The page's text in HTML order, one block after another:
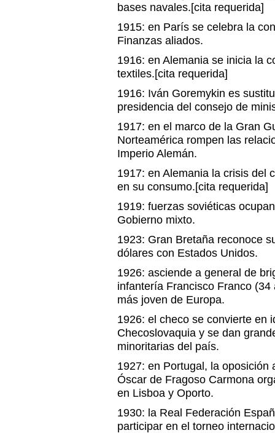
bases navales.[cita requerida]
1915: en París se celebra la
Finanzas aliados.
1916: en Alemania se inicia la
textiles.[cita requerida]
1916: Iván Goremykin es
presidencia del consejo de
1917: en el marco de la Gran
Norteamérica rompen las
Imperio Alemán.
1917: en Alemania la crisis del
en su consumo.[cita requerida]
1919: fuerzas soviéticas
Gobierno mixto.
1923: Gran Bretaña reconoce
dólares con Estados Unidos.
1926: asciende a general de
infantería Francisco Franco
más joven de Europa.
1926: el checo se convierte en
Checoslovaquia y se dan
minoritarias del país.
1927: en Portugal, la oposición
Óscar de Fragoso Carmona
en Lisboa y Oporto.
1930: la Real Federación
participar en el torneo